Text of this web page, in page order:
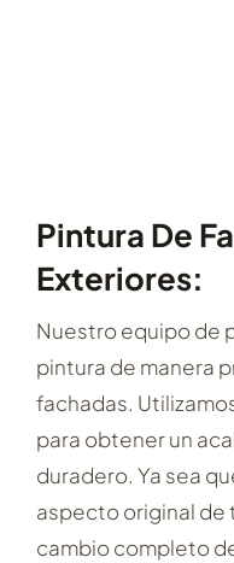
Pintura De
Exteriores:
Nuestro equipo de
pintura de manera
fachadas.
para obtener un
duradero. Ya sea
aspecto original de
cambio completo